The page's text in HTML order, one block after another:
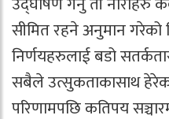
सीमित रहने अनुमान गरेको
निर्णयहरुलाई बडो
सबैले उत्सुकताकासाथ
परिणामपछि कतिपय